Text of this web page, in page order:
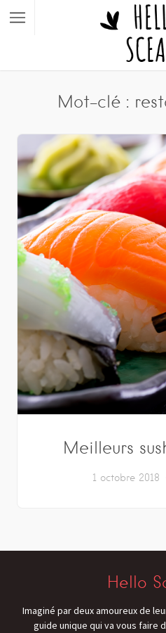
Mot-clé :
Meilleurs
1 octobre 2018
Hello
Imaginé par deux amoureux de
guide unique qui va vous faire